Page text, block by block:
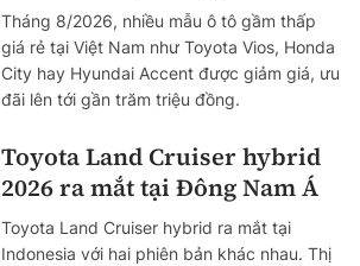
Tháng 8/2026, nhiều mẫu ô tô gầm thấp
giá rẻ tại Việt Nam như Toyota Vios, Honda
City hay Hyundai Accent được giảm giá, ưu
đãi lên tới gần trăm triệu đồng.
Toyota Land Cruiser hybrid
2026 ra mắt tại Đông Nam Á
Toyota Land Cruiser hybrid ra mắt tại
Indonesia với hai phiên bản khác nhau. Thị